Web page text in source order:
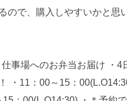
ので、購入しやすいかと思
事場へのお弁当お届け ・
・11：00～15：